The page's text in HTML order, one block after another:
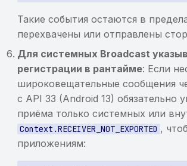
Такие события остаются в
перехвачены или отправлены
Для системных Broadcast
регистрации в рантайме: Если
широковещательные сообщения
с API 33 (Android 13) обязательно
приёма только системных или
Context.RECEIVER_NOT_EXPORTED ,
приложениям: